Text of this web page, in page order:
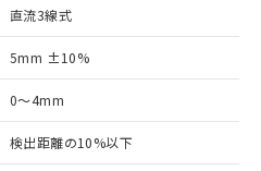
直流3線式
5mm ±10%
0～4mm
検出距離の10%以下